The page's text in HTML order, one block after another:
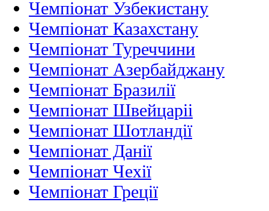
Чемпіонат Узбекистану
Чемпіонат Казахстану
Чемпіонат Туреччини
Чемпіонат Азербайджану
Чемпіонат Бразилії
Чемпіонат Швейцаріі
Чемпіонат Шотландії
Чемпіонат Данії
Чемпіонат Чехії
Чемпіонат Греції